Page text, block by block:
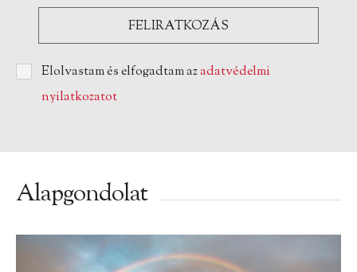
Elolvastam és elfogadtam azadatvédelmi
nyilatkozatot
Alapgondolat